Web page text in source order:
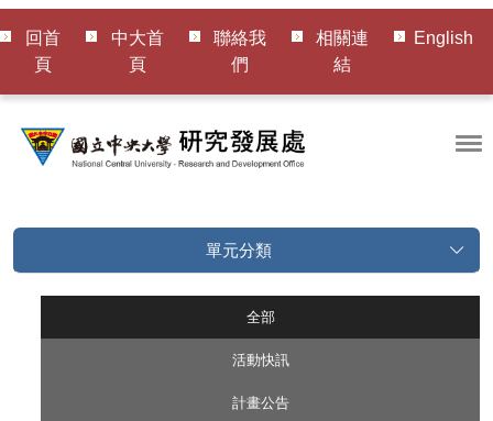
回首
頁
中大首
頁
聯絡我
們
相關連
結
English
單元分類
全部
活動快訊
計畫公告